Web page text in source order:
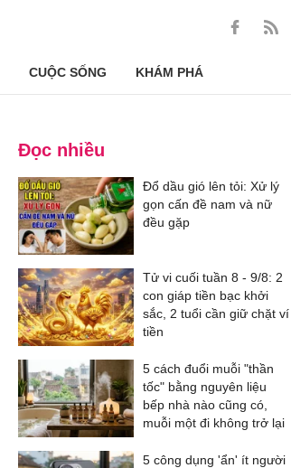
CUỘC SỐNG KHÁM PHÁ
Đọc nhiều
Đổ dầu gió lên tỏi: Xử lý
gọn cấn đề nam và nữ
đều gặp
Tử vi cuối tuần 8 - 9/8: 2
con giáp tiền bạc khởi
sắc, 2 tuổi cần giữ chặt ví
tiền
5 cách đuổi muỗi "thần
tốc" bằng nguyên liệu
bếp nhà nào cũng có,
muỗi một đi không trở lại
5 công dụng 'ẩn' ít người